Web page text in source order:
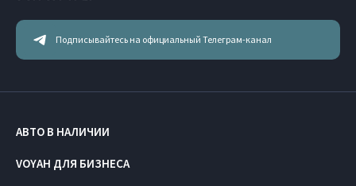
Подписывайтесь на официальный Телеграм-канал
АВТО В НАЛИЧИИ
VOYAH ДЛЯ БИЗНЕСА